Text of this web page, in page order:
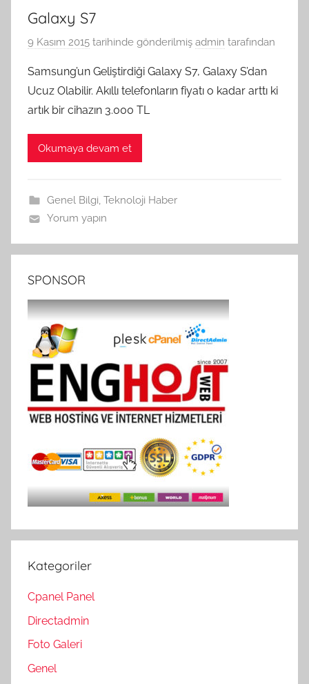
Galaxy S7
9 Kasım 2015 tarihinde gönderilmiş admin tarafından
Samsung’un Geliştirdiği Galaxy S7, Galaxy S’dan
Ucuz Olabilir. Akıllı telefonların fiyatı o kadar arttı ki
artık bir cihazın 3.000 TL
Okumaya devam et
Genel Bilgi, Teknoloji Haber
Yorum yapın
SPONSOR
Kategoriler
Cpanel Panel
Directadmin
Foto Galeri
Genel